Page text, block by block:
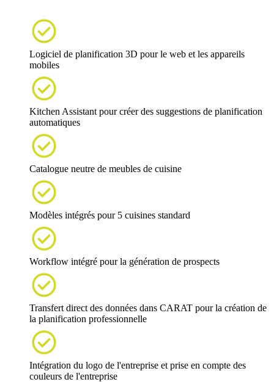

Logiciel de planification 3D pour le web et les appareils
mobiles

Kitchen Assistant pour créer des suggestions de planification
automatiques

Catalogue neutre de meubles de cuisine

Modèles intégrés pour 5 cuisines standard

Workflow intégré pour la génération de prospects

Transfert direct des données dans CARAT pour la création de
la planification professionnelle

Intégration du logo de l'entreprise et prise en compte des
couleurs de l'entreprise